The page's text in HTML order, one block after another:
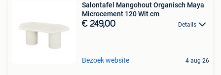
Salontafel Mangohout Organisch Maya
Microcement 120 Wit cm
€ 249,00 Details
Bezoek website 4 aug 26